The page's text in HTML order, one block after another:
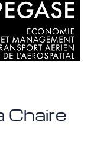
Chaire